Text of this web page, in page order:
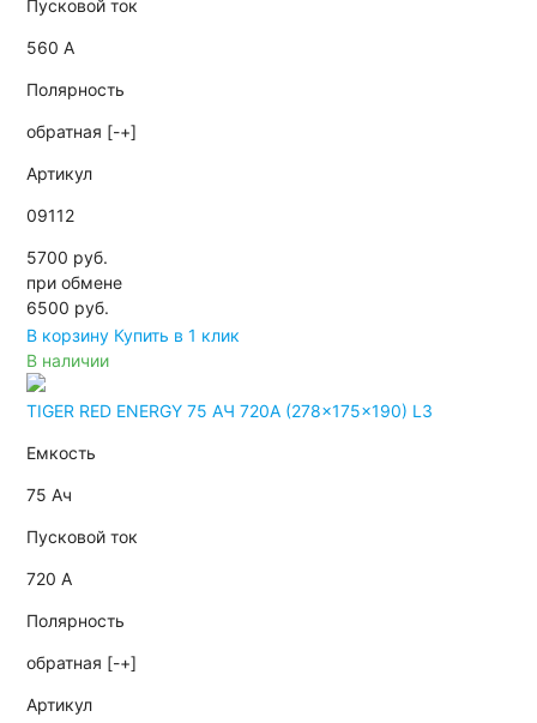
Пусковой ток
560 А
Полярность
обратная [-+]
Артикул
09112
5700 руб.
при обмене
6500 руб.
В корзину Купить в 1 клик
В наличии
TIGER RED ENERGY 75 АЧ 720A (278x175x190) L3
Емкость
75 Ач
Пусковой ток
720 А
Полярность
обратная [-+]
Артикул